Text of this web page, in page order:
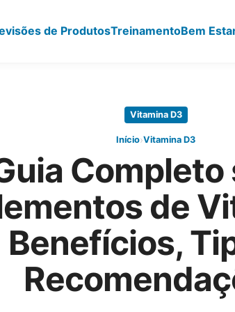
de ProdutosTreinamentoBem
Vitamina D3
Início›Vitamina D3
Completo
de
Benefícios,